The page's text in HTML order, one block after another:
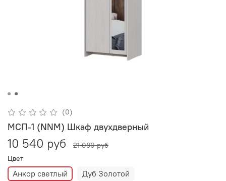
(0)
МСП-1 (NNM) Шкаф двухдверный
10 540 руб
21 080 руб
Цвет
Анкор светлый Дуб Золотой